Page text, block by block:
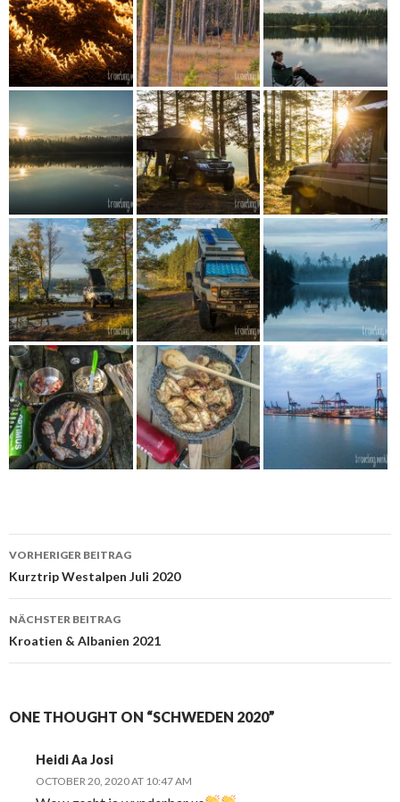
Beitrags-
Navigation
VORHERIGER BEITRAG
Kurztrip Westalpen Juli 2020
NÄCHSTER BEITRAG
Kroatien & Albanien 2021
ONE THOUGHT ON “SCHWEDEN 2020”
Heidi Aa Josi
OCTOBER 20, 2020 AT 10:47 AM